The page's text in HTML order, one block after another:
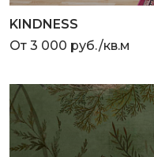
KINDNESS
От 3 000 руб./кв.м